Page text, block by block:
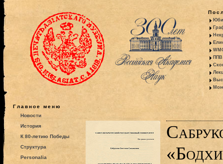
ППВ
Главное меню
Новости
История
К 80-летию Победы
Структура
Personalia